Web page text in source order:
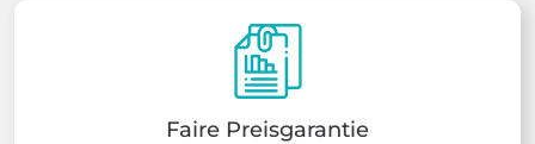
Faire Preisgarantie